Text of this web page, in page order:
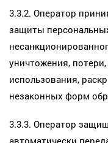
3.3.2. Оператор
защиты
уничтожения,
использования,
незаконных форм
3.3.3. Оператор